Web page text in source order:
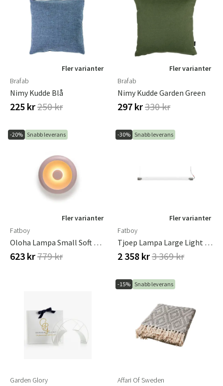
Fler varianter
Brafab
Nimy Kudde Blå
225 kr250 kr
Fler varianter
Brafab
Nimy Kudde Garden Green
297 kr330 kr
-20% Snabb leverans
Fler varianter
Fatboy
Oloha Lampa Small Soft Pink
623 kr779 kr
-30% Snabb leverans
Fler varianter
Fatboy
Tjoep Lampa Large Light Grey
2 358 kr3 369 kr
Garden Glory
-15% Snabb leverans
Affari Of Sweden